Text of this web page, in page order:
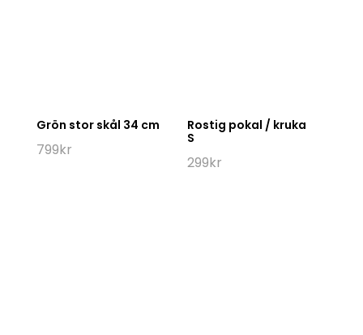
Grön stor skål 34 cm
799kr
Rostig pokal / kruka
S
299kr